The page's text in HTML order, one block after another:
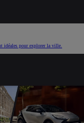
idéales pour explorer la ville.